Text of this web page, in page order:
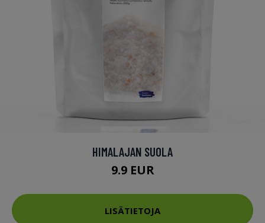
HIMALAJAN SUOLA
9.9 EUR
LISÄTIETOJA